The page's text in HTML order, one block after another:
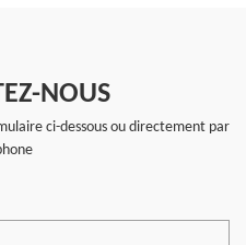
NOUS
ci-dessous ou directement par